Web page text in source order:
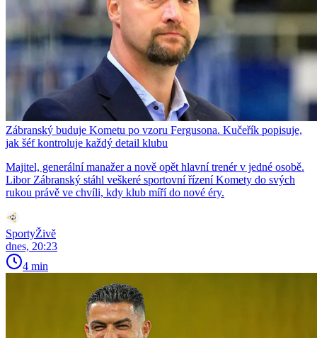
Zábranský buduje Kometu po vzoru Fergusona. Kučeřík popisuje,
jak šéf kontroluje každý detail klubu
Majitel, generální manažer a nově opět hlavní trenér v jedné osobě.
Libor Zábranský stáhl veškeré sportovní řízení Komety do svých
rukou právě ve chvíli, kdy klub míří do nové éry.
SportyŽivě
dnes, 20:23
4 min